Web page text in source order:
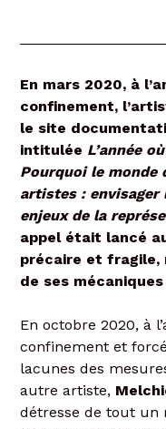
En mars 2020, à
confinement,
le site
intitulée L’année
Pourquoi le monde
artistes : envisager
enjeux de la
appel était lancé
précaire et fragile,
de ses
En octobre 2020, à
confinement et
lacunes des
autre artiste,
détresse de tout un